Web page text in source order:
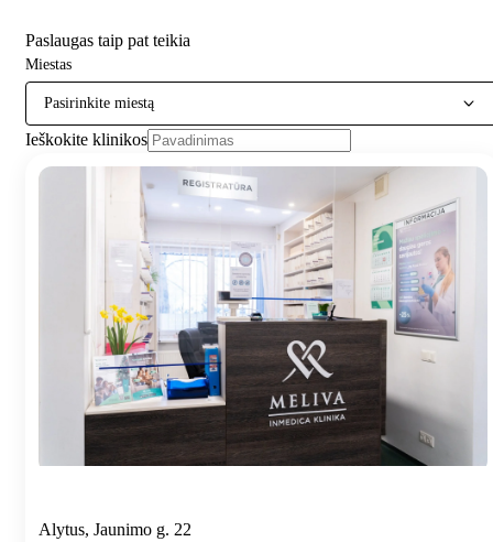
Paslaugas taip pat teikia
Miestas
Pasirinkite miestą
Ieškokite klinikos
Alytus, Jaunimo g. 22